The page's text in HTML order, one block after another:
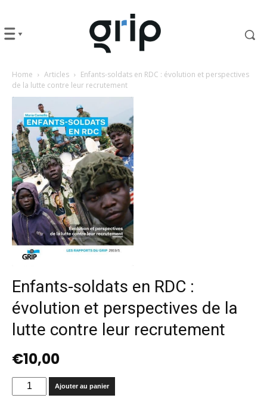
Home Articles
Enfants-soldats en RDC : évolution et perspectives
de la lutte contre leur recrutement
Enfants-soldats en RDC :
évolution et perspectives de la
lutte contre leur recrutement
€10,00
quantité
de
Ajouter au panier